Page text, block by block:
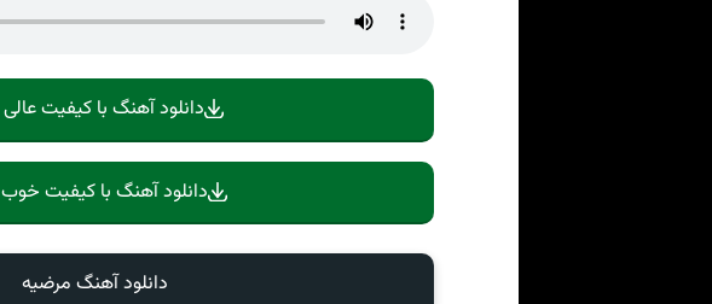
دانلود آهنگ با کیفیت عالی 320
دانلود آهنگ با کیفیت خوب 128
دانلود آهنگ مرضیه